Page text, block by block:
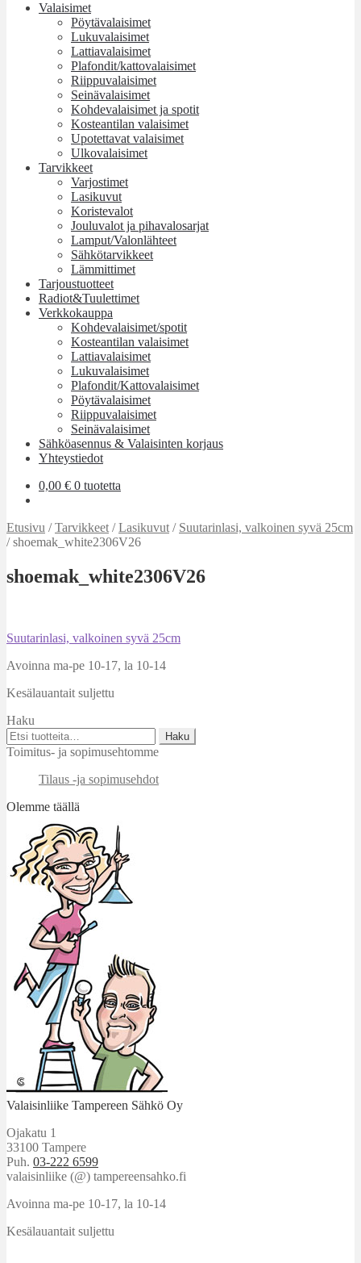
Valaisimet
Pöytävalaisimet
Lukuvalaisimet
Lattiavalaisimet
Plafondit/kattovalaisimet
Riippuvalaisimet
Seinävalaisimet
Kohdevalaisimet ja spotit
Kosteantilan valaisimet
Upotettavat valaisimet
Ulkovalaisimet
Tarvikkeet
Varjostimet
Lasikuvut
Koristevalot
Jouluvalot ja pihavalosarjat
Lamput/Valonlähteet
Sähkötarvikkeet
Lämmittimet
Tarjoustuotteet
Radiot&Tuulettimet
Verkkokauppa
Kohdevalaisimet/spotit
Kosteantilan valaisimet
Lattiavalaisimet
Lukuvalaisimet
Plafondit/Kattovalaisimet
Pöytävalaisimet
Riippuvalaisimet
Seinävalaisimet
Sähköasennus & Valaisinten korjaus
Yhteystiedot
0,00 € 0 tuotetta
Etusivu /Tarvikkeet /Lasikuvut / Suutarinlasi, valkoinen syvä 25cm
/shoemak_white2306V26
shoemak_white2306V26
Artikkelien
selaus
Edellinen
Suutarinlasi, valkoinen syvä 25cm
Avoinna ma-pe 10-17, la 10-14
Kesälauantait suljettu
Haku
Etsi:
Haku
Toimitus- ja sopimusehtomme
Tilaus -ja sopimusehdot
Olemme täällä
Valaisinliike Tampereen Sähkö Oy
Ojakatu 1
33100 Tampere
Puh. 03-222 6599
valaisinliike (@) tampereensahko.fi
Avoinna ma-pe 10-17, la 10-14
Kesälauantait suljettu